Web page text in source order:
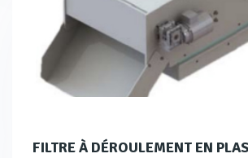
FILTRE À DÉROULEMENT EN